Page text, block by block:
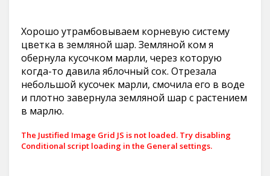
Хорошо утрамбовываем корневую систему
цветка в земляной шар. Земляной ком я
обернула кусочком марли, через которую
когда-то давила яблочный сок. Отрезала
небольшой кусочек марли, смочила его в воде
и плотно завернула земляной шар с растением
в марлю.
The Justified Image Grid JS is not loaded. Try disabling
Conditional script loading in the General settings.